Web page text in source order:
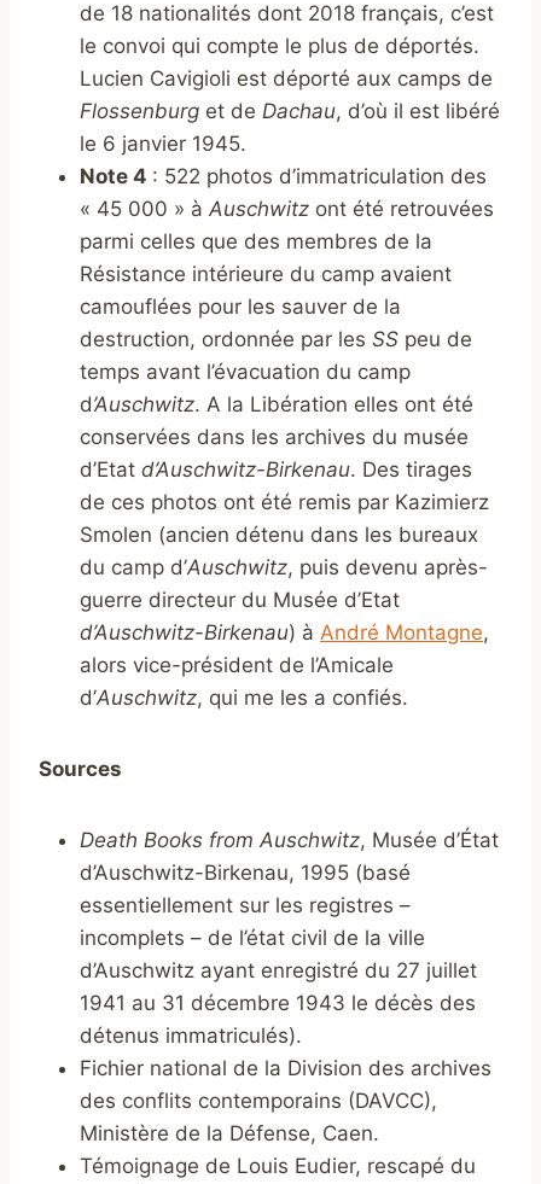
de 18 nationalités dont 2018 français, c’est
le convoi qui compte le plus de déportés.
Lucien Cavigioli est déporté aux camps de
Flossenburg et de Dachau, d’où il est libéré
le 6 janvier 1945.
Note 4 : 522 photos d’immatriculation des
« 45 000 » à Auschwitz ont été retrouvées
parmi celles que des membres de la
Résistance intérieure du camp avaient
camouflées pour les sauver de la
destruction, ordonnée par les SS peu de
temps avant l’évacuation du camp
d’Auschwitz. A la Libération elles ont été
conservées dans les archives du musée
d’Etat d’Auschwitz-Birkenau. Des tirages
de ces photos ont été remis par Kazimierz
Smolen (ancien détenu dans les bureaux
du camp d’Auschwitz, puis devenu après-
guerre directeur du Musée d’Etat
d’Auschwitz-Birkenau) à André Montagne,
alors vice-président de l’Amicale
d’Auschwitz, qui me les a confiés.
Sources
Death Books from Auschwitz, Musée d’État
d’Auschwitz-Birkenau, 1995 (basé
essentiellement sur les registres –
incomplets – de l’état civil de la ville
d’Auschwitz ayant enregistré du 27 juillet
1941 au 31 décembre 1943 le décès des
détenus immatriculés).
Fichier national de la Division des archives
des conflits contemporains (DAVCC),
Ministère de la Défense, Caen.
Témoignage de Louis Eudier, rescapé du